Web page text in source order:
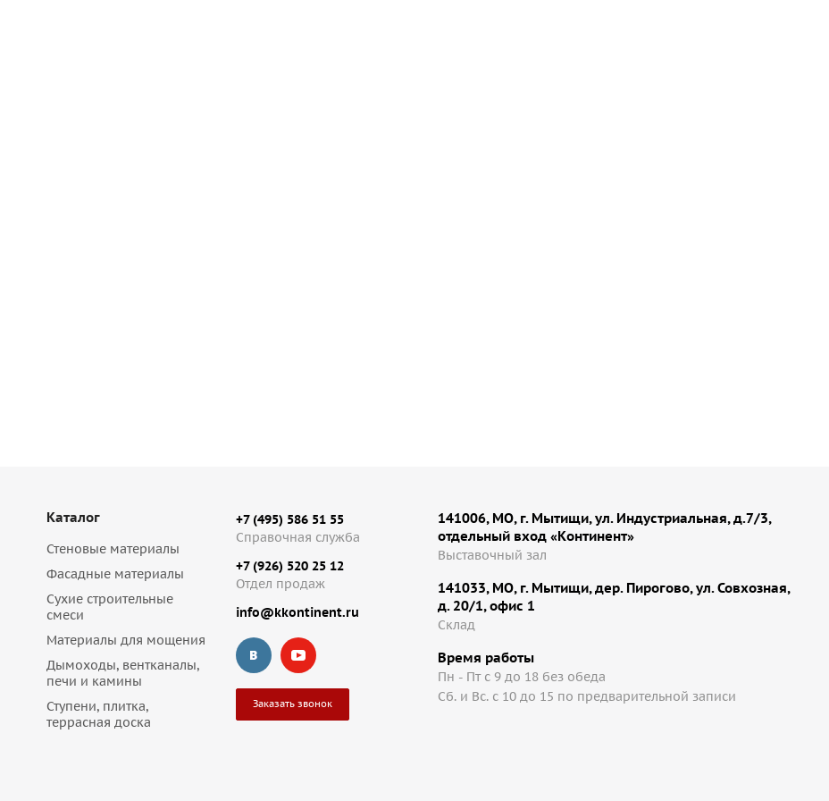
Каталог
Стеновые материалы
Фасадные материалы
Сухие строительные
смеси
Материалы для мощения
Дымоходы, вентканалы,
печи и камины
Ступени, плитка,
террасная доска
+7 (495) 586 51 55
Справочная служба
+7 (926) 520 25 12
Отдел продаж
info@kkontinent.ru
Заказать звонок
141006, МО, г. Мытищи, ул. Индустриальная, д.7/3,
отдельный вход «Континент»
Выставочный зал
141033, МО, г. Мытищи, дер. Пирогово, ул. Совхозная,
д. 20/1, офис 1
Cклад
Время работы
Пн - Пт с 9 до 18 без обеда
Сб. и Вс. с 10 до 15 по предварительной записи